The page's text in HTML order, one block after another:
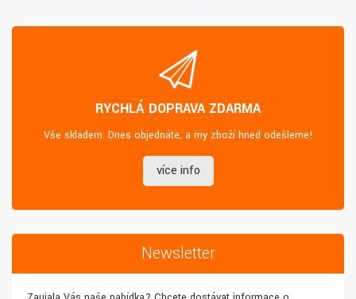
RYCHLÁ DOPRAVA ZDARMA
Vše skladem. Dnes objednáte, a my zboží hned odešleme!
více info
Newsletter